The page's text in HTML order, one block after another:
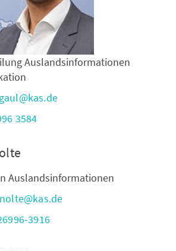
Auslandsinformationen
3584
Auslandsinformationen
3916